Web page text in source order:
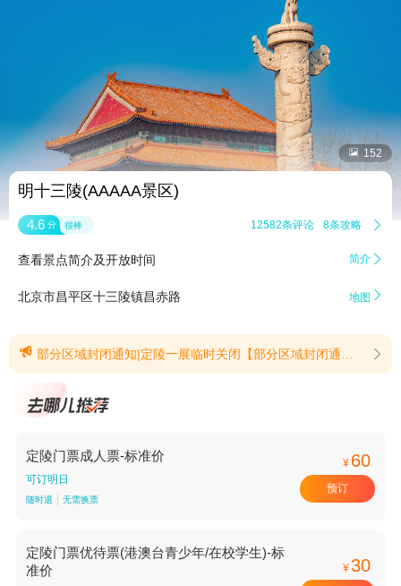
 152
明十三陵(AAAAA景区)
4.6 分 很棒 12582条评论 8条攻略 
查看景点简介及开放时间 简介 
北京市昌平区十三陵镇昌赤路 地图 
 部分区域封闭通知|定陵一展临时关闭【部分区域封闭通知】为保障文物修缮施工安全，推进景区文物保护提升工作，明十三陵景区部分区域实施围挡封闭。请您合理安排出行规划。施工与封闭时段计划作业时间为2026年5月17日至2027年4月30日(如遇极端天气或大型活动可能顺延)。(提示有效期2026/5/24至2027/4/30)【定陵一展临时关闭】尊敬的游客朋友们为深挖明代历史文化内涵，筹备全新明代文物主题展，丰富展陈内容、提升观展体验，定陵一展临时暂停对外开放，具体安排如下:闭展时间:自6月28日起，该展室将关闭，停止参观，开放时间另行通知。闭展期间，定陵地宫、其他展室及景区全部游览区域正常对外开放。因展室临时关闭给您出行、参观带来不便，敬请谅解，感谢您对明十三陵文物展览工作的理解与支持!(提示有效期2026/6/26至2026/12/31) 
定陵门票成人票-标准价
可订明日
随时退 无需换票
¥ 60
预订
定陵门票优待票(港澳台青少年/在校学生)-标
准价
¥30